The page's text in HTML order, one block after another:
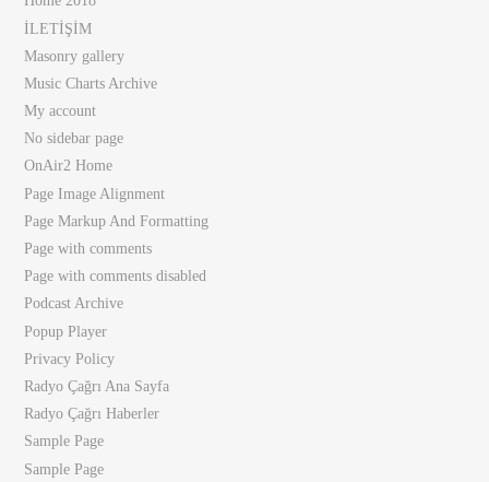
İLETİŞİM
Masonry gallery
Music Charts Archive
My account
No sidebar page
OnAir2 Home
Page Image Alignment
Page Markup And Formatting
Page with comments
Page with comments disabled
Podcast Archive
Popup Player
Privacy Policy
Radyo Çağrı Ana Sayfa
Radyo Çağrı Haberler
Sample Page
Sample Page